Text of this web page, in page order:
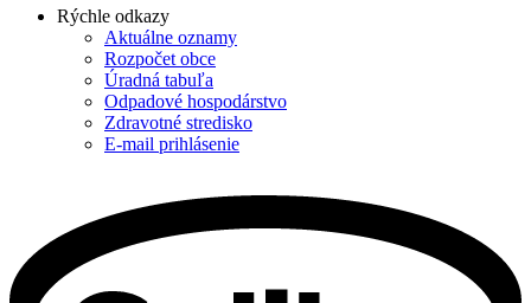
Rýchle odkazy
Aktuálne oznamy
Rozpočet obce
Úradná tabuľa
Odpadové hospodárstvo
Zdravotné stredisko
E-mail prihlásenie